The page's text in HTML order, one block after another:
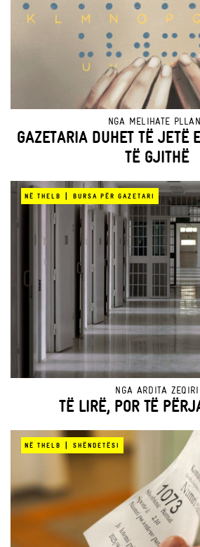
NGA MELIHATE
GAZETARIA DUHET TË JETË
TË GJITHË
NË THELB | BURSA PËR GAZETARI
NGA ARDITA ZEQIRI
TË LIRË, POR TË
NË THELB | SHËNDETËSI